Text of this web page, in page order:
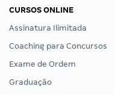
CURSOS ONLINE
Assinatura Ilimitada
Coaching para Concursos
Exame de Ordem
Graduação